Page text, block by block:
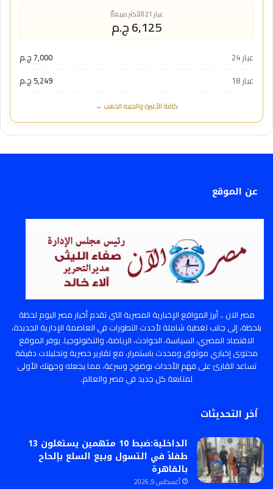
عيار 21 (الأكثر مبيعاً)
6,125 ج.م
عيار 24
7,000 ج.م
عيار 18
5,249 ج.م
كافة الأعيرة والجنيه الذهب ←
عن الموقع
مصر الان .. أبرز المواقع الإخبارية المصرية التي تقدم أخبار مصر اليوم لحظة
بلحظة، إلى جانب تغطية شاملة لأحدث التطورات في العاصمة الإدارية الجديدة،
الاقتصاد المصري، السياسة، الحوادث، الرياضة، والتكنولوجيا. يوفر الموقع
محتوى إخباري موثوق ومحدث باستمرار، مع تقارير حصرية وتحليلات دقيقة
تساعد القارئ على فهم الأحداث بوضوح وسرعة، مما يجعله وجهتك الأولى
لمتابعة كل جديد في مصر والعالم.
أخر التحديثات
الداخلية:ضبط 10 متهمين يستغلون 13
طفلاً في التسول وبيع السلع بإلحاح
بالقاهرة
أغسطس 9, 2026